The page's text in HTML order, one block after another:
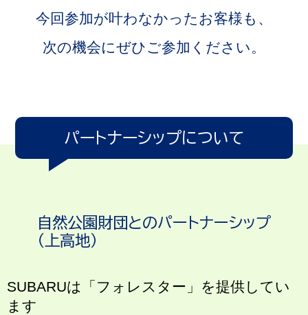
今回参加が叶わなかったお客様も、
次の機会にぜひご参加ください。
パートナーシップについて
自然公園財団とのパートナーシップ
（上高地）
SUBARUは「フォレスター」を提供してい
ます